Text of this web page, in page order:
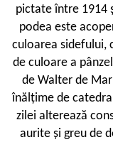
pictate între 1914
podea este
culoarea sidefului,
de culoare a
de Walter de
înălțime de
zilei alterează
aurite și greu de